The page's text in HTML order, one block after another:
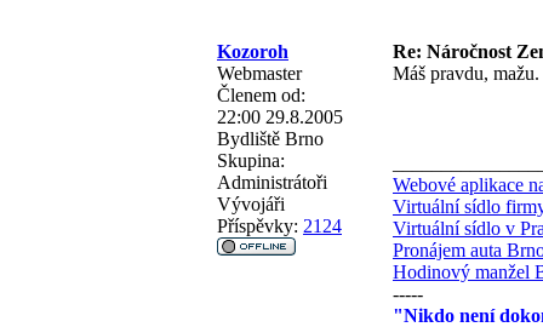
Kozoroh
Re: Náročnost
Webmaster
Členem od:
22:00 29.8.2005
Bydliště Brno
Skupina:
Administrátoři
Vývojáři
Příspěvky: 2124
Máš pravdu,
Webové aplikace
Virtuální sídlo
Virtuální sídlo v
Pronájem auta
Hodinový manžel
-----
"Nikdo není